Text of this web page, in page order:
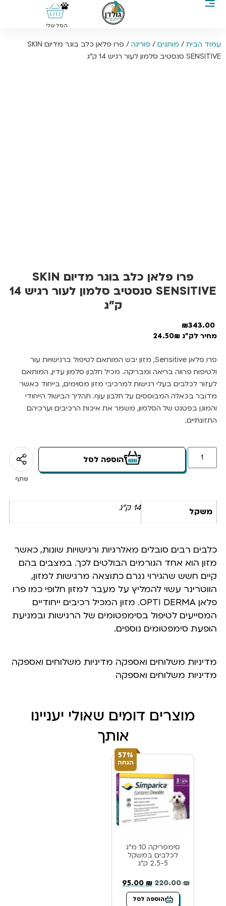
0
הסל שלי
עמוד הבית / מותגים / פורינה
/ פרו פלאן כלב בוגר מדיום SKIN
SENSITIVE סנסטיב סלמון לעור רגיש 14 ק”ג
פרו פלאן כלב בוגר מדיום SKIN
SENSITIVE סנסטיב סלמון לעור רגיש 14
ק”ג
343.00
₪
מחיר לק"ג 24.50₪
פרו פלאן Sensitive, מזון יבש המותאם לטיפול ברגישויות עור
ולטיפוח פרווה בריאה ומבריקה. מכיל חלבון סלמון עדין, המותאם
לעזור לכלבים בעלי רגישות למרכיבי מזון מסוימים, בייחוד כאשר
מדובר בכאלה המבוססים על חלבון עוף. תהליך הבישול הייחודי
והמוגן בפטנט של הסלמון, משמר את איכות הרכיבים וערכיהם
התזונתיים.
הוספה לסל
שתף
משקל 14 ק"ג
כלבים רבים סובלים מאלרגיות ורגישויות שונות, כאשר
מזון הוא אחד הגורמים הבולטים לכך. במצבים בהם
קיים חשש שהגירוי נגרם כתוצאה מרגישות למזון,
הווטרינר עשוי להמליץ על מעבר למזון חלופי כמו פרו
פלאן OPTI DERMA. מזון המכיל רכיבים ייחודיים
המסייעים לטיפול בסימפטומים של הרגישות ובמניעת
הופעת סימפטומים נוספים.
מדיניות משלוחים ואספקה מדיניות משלוחים ואספקה
מדיניות משלוחים ואספקה
מוצרים דומים שאולי יעניינו
אותך
57%
הנחה
סימפריקה 10 מ”ג
לכלבים במשקל
2.5-5 ק”ג
220.00₪
95.00 ₪
הוספה לסל